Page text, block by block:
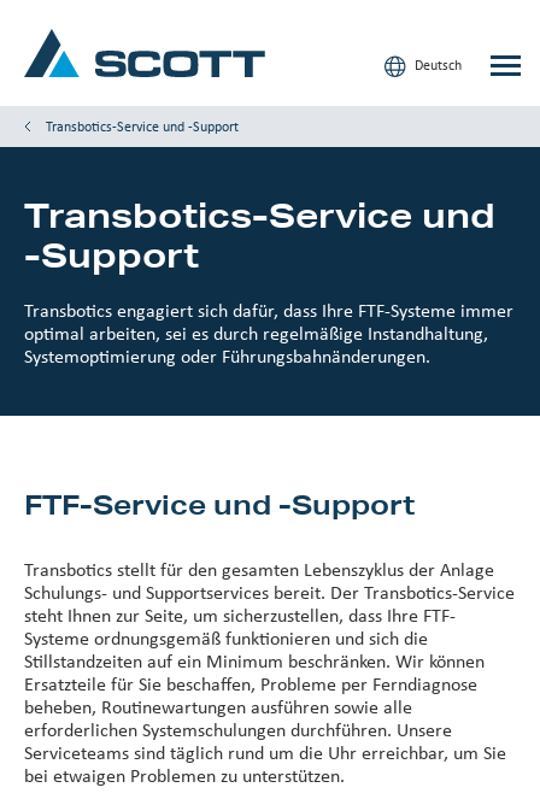
Deutsch
Ihre Industrie
Produkte und Lösungen
Service und Support
Einblicke
Investorenzentrum
Über Scott
Karriere
Nachrichten und Veranstaltungen
Transbotics-Service und -Support
Transbotics-Service und
-Support
Transbotics engagiert sich dafür, dass Ihre FTF-Systeme immer
optimal arbeiten, sei es durch regelmäßige Instandhaltung,
Systemoptimierung oder Führungsbahnänderungen.
FTF-Service und -Support
Transbotics stellt für den gesamten Lebenszyklus der Anlage
Schulungs- und Supportservices bereit. Der Transbotics-Service
steht Ihnen zur Seite, um sicherzustellen, dass Ihre FTF-
Systeme ordnungsgemäß funktionieren und sich die
Stillstandzeiten auf ein Minimum beschränken. Wir können
Ersatzteile für Sie beschaffen, Probleme per Ferndiagnose
beheben, Routinewartungen ausführen sowie alle
erforderlichen Systemschulungen durchführen. Unsere
Serviceteams sind täglich rund um die Uhr erreichbar, um Sie
bei etwaigen Problemen zu unterstützen.